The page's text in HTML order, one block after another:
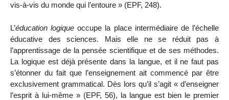
vis-à-vis du monde qui l’entoure » (EPF, 248).
L’éducation logiqueoccupe la place intermédiaire de l’échelle
éducative des sciences. Mais elle ne se réduit pas à
l’apprentissage de la pensée scientifique et de ses méthodes.
La logique est déjà présente dans la langue, et il ne faut pas
s’étonner du fait que l’enseignement ait commencé par être
exclusivement grammatical. Dès lors qu’il s’agit « d’enseigner
l’esprit à lui-même » (EPF, 56), la langue est bien le premier